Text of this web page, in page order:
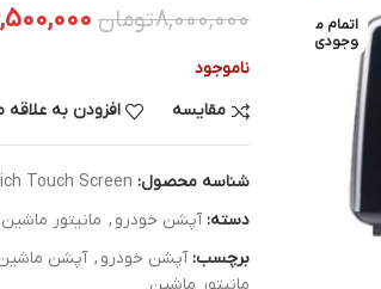
اتمام م
وجودی
8,000,000تومان
ناموجود
مقایسه
افزودن به
شناسه محصول: Touch Screen
دسته: آپشن خودرو , مانیتور
برچسب: آپشن خودرو , آپشن
مانیتور ماشین